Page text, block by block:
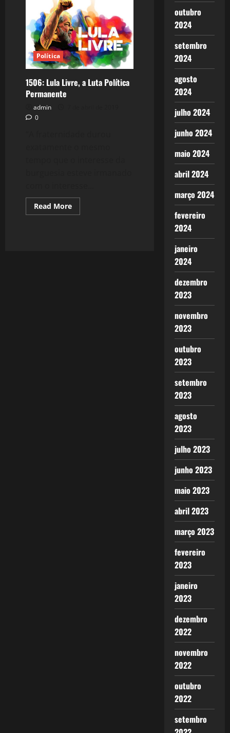
Grande
Impasse
da
Vida
Política
1506: Lula Livre, a Luta Política
Permanente
admin
0
Read MoreRead
more
outubro
2024
setembro
2024
agosto
2024
julho 2024
junho 2024
maio 2024
abril 2024
março 2024
fevereiro
2024
janeiro
2024
dezembro
2023
novembro
2023
outubro
2023
setembro
2023
agosto
2023
julho 2023
junho 2023
maio 2023
abril 2023
março 2023
fevereiro
2023
janeiro
2023
dezembro
2022
novembro
2022
outubro
2022
setembro